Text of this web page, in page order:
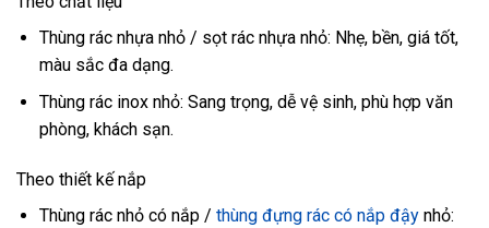
Thùng rác nhựa nhỏ / sọt rác nhựa nhỏ: Nhẹ, bền, giá tốt,
màu sắc đa dạng.
Thùng rác inox nhỏ: Sang trọng, dễ vệ sinh, phù hợp văn
phòng, khách sạn.
Theo thiết kế nắp
Thùng rác nhỏ có nắp / thùng đựng rác có nắp đậynhỏ: